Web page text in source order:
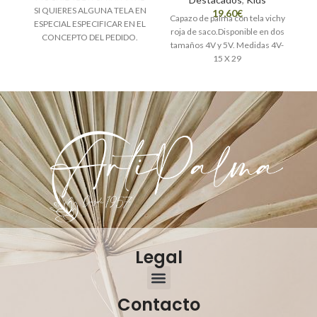
SI QUIERES ALGUNA TELA EN
ESPECIAL ESPECIFICAR EN EL
CONCEPTO DEL PEDIDO.
€
Capazo de palma con tela vichy
roja de saco.Disponible en dos
tamaños 4V y 5V. Medidas 4V-
15 X 29
Legal
Contacto